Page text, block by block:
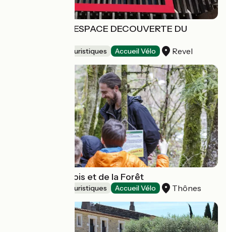
LE RESERVOIR, ESPACE DECOUVERTE DU
Musées et sites touristiques Accueil Vélo Revel
Ecomusée du Bois et de la Forêt
Musées et sites touristiques Accueil Vélo Thônes